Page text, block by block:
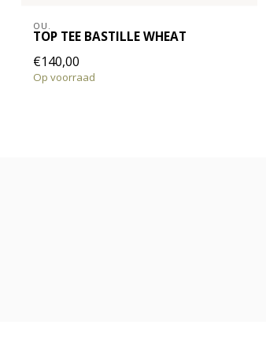
OU.
TOP TEE BASTILLE WHEAT
€140,00
Op voorraad